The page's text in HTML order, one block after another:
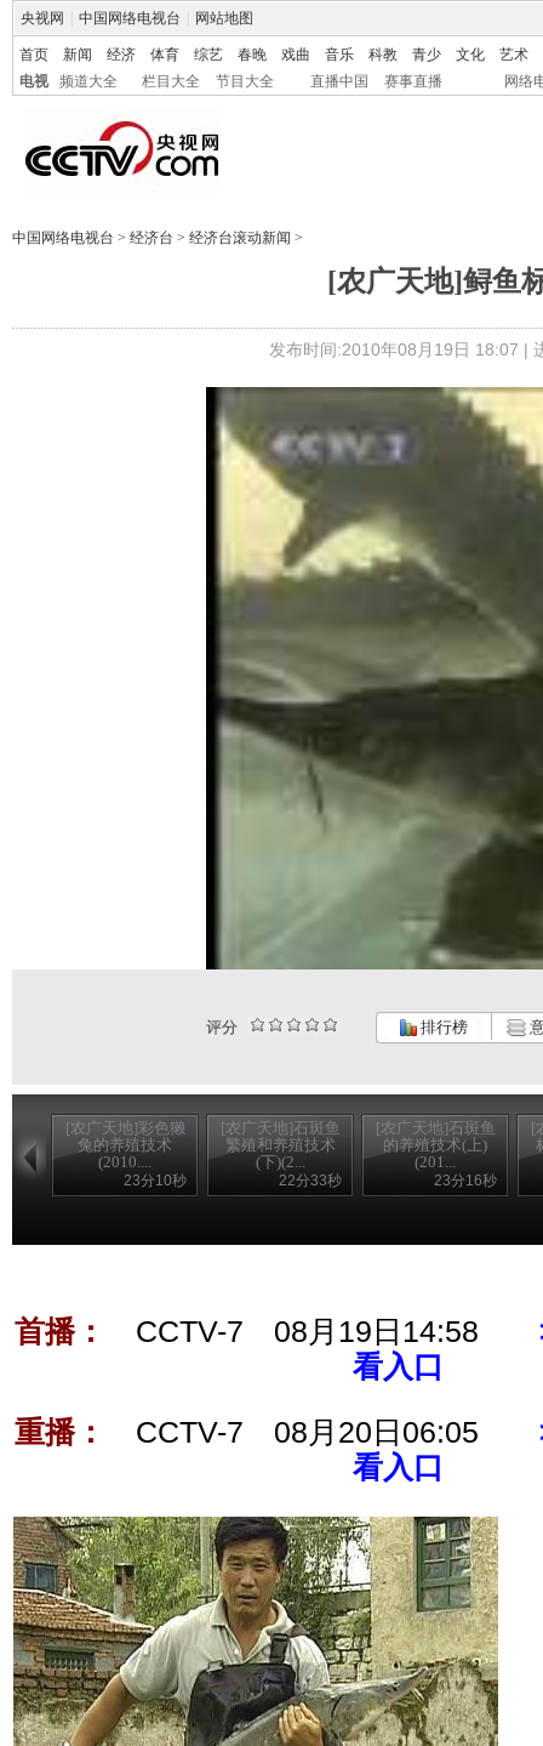
央视网 中国网络电视台 网站地图
首页 新闻 经济 体育 综艺 春晚 戏曲 音乐 科教 青少 文化
艺术
电视
频道大全 栏目大全 节目大全 直播中国 赛事直播 网络
中国网络电视台 > 经济台 > 经济台滚动新闻 >
[农广天地]鲟鱼
发布时间:2010年08月19日 18:07 |
评分 排行榜
[农广天地]彩色獭
兔的养殖技术
(2010....
23分10秒
[农广天地]石斑鱼
繁殖和养殖技术
(下)(2...
22分33秒
[农广天地]石斑鱼
的养殖技术(上)
(201...
23分16秒
[
首播： CCTV-7 08月19日14:58
看入口
重播：
CCTV-7 08月20日06:05
看入口